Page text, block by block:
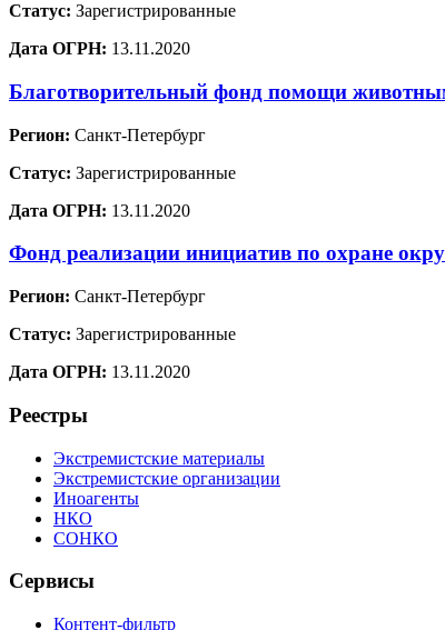
Статус: Зарегистрированные
Дата ОГРН: 13.11.2020
Благотворительный фонд помощи
Регион: Санкт-Петербург
Статус: Зарегистрированные
Дата ОГРН: 13.11.2020
Фонд реализации инициатив по охране
Регион: Санкт-Петербург
Статус: Зарегистрированные
Дата ОГРН: 13.11.2020
Реестры
Экстремистские материалы
Экстремистские организации
Иноагенты
НКО
СОНКО
Сервисы
Контент-фильтр